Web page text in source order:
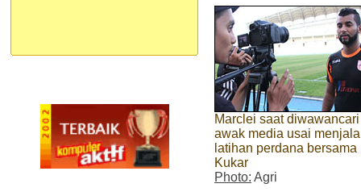
Marclei saat diwawancari
awak media usai
latihan perdana bersama
Kukar
Photo: Agri